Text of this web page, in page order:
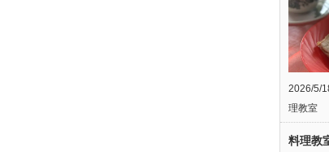
2026/5/
理教室
料理教